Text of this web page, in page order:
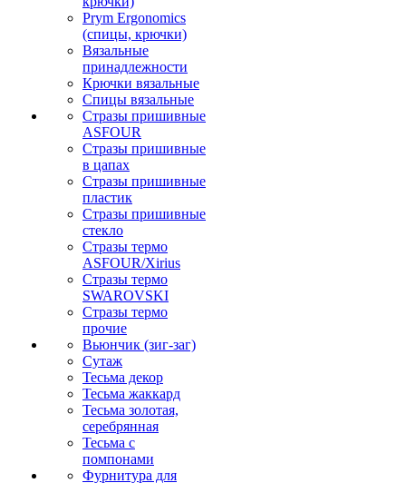
Prym Ergonomics
(спицы, крючки)
Вязальные
принадлежности
Крючки вязальные
Спицы вязальные
Стразы пришивные
ASFOUR
Стразы пришивные
в цапах
Стразы пришивные
пластик
Стразы пришивные
стекло
Стразы термо
ASFOUR/Xirius
Стразы термо
SWAROVSKI
Стразы термо
прочие
Вьюнчик (зиг-заг)
Сутаж
Тесьма декор
Тесьма жаккард
Тесьма золотая,
серебрянная
Тесьма с
помпонами
Фурнитура для